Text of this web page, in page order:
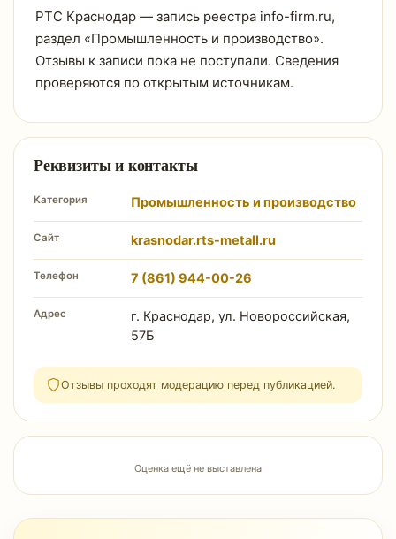
РТС Краснодар — запись реестра info-firm.ru,
раздел «Промышленность и производство».
Отзывы к записи пока не поступали. Сведения
проверяются по открытым источникам.
Реквизиты и контакты
Категория Промышленность и производство
Сайт krasnodar.rts-metall.ru
Телефон 7 (861) 944-00-26
Адрес
г. Краснодар, ул. Новороссийская,
57Б
Отзывы проходят модерацию перед публикацией.
Оценка ещё не выставлена